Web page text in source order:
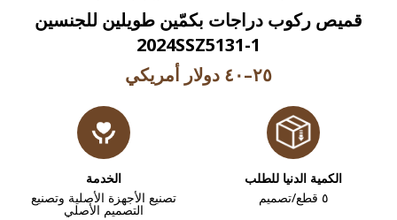
قميص ركوب دراجات بكمّين طويلين للجنسين
2024SSZ5131-1
٢٥–٤٠ دولار أمريكي
الكمية الدنيا للطلب
٥ قطع/تصميم
الخدمة
تصنيع الأجهزة الأصلية وتصنيع
التصميم الأصلي